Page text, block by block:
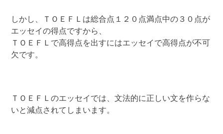
しかし、ＴＯＥＦＬは総合点１２０点満点中の３０点が
エッセイの得点ですから、
ＴＯＥＦＬで高得点を出すにはエッセイで高得点が不可
欠です。
ＴＯＥＦＬのエッセイでは、文法的に正しい文を作らな
いと減点されてしまいます。